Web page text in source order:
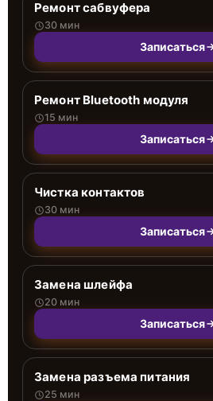
Ремонт сабвуфера
30 мин
Записаться
Ремонт Bluetooth модуля
15 мин
Записаться
Чистка контактов
30 мин
Записаться
Замена шлейфа
20 мин
Записаться
Замена разъема питания
25 мин